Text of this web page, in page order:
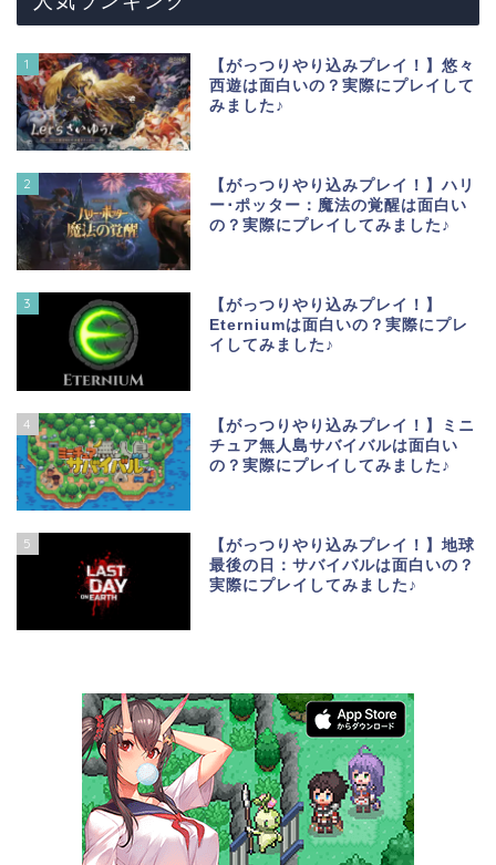
1
【がっつりやり込みプレイ！】悠々
西遊は面白いの？実際にプレイして
みました♪
2
【がっつりやり込みプレイ！】ハリ
ー･ポッター：魔法の覚醒は面白い
の？実際にプレイしてみました♪
3
【がっつりやり込みプレイ！】
Eterniumは面白いの？実際にプレ
イしてみました♪
4
【がっつりやり込みプレイ！】ミニ
チュア無人島サバイバルは面白い
の？実際にプレイしてみました♪
5
【がっつりやり込みプレイ！】地球
最後の日：サバイバルは面白いの？
実際にプレイしてみました♪